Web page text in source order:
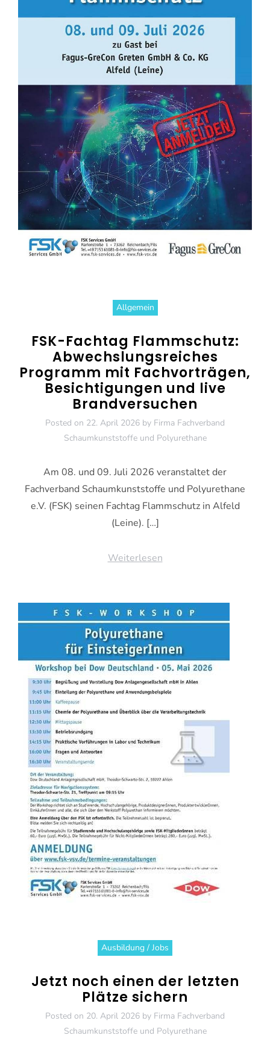
Allgemein
FSK-Fachtag Flammschutz:
Abwechslungsreiches
Programm mit Fachvorträgen,
Besichtigungen und live
Brandversuchen
Posted on 22. April 2026 by Firma Fachverband
Schaumkunststoffe und Polyurethane
Am 08. und 09. Juli 2026 veranstaltet der
Fachverband Schaumkunststoffe und Polyurethane
e.V. (FSK) seinen Fachtag Flammschutz in Alfeld
(Leine). […]
Weiterlesen
Ausbildung / Jobs
Jetzt noch einen der letzten
Plätze sichern
Posted on 20. April 2026 by Firma Fachverband
Schaumkunststoffe und Polyurethane